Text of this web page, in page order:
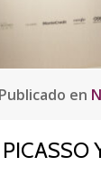
Publicado en